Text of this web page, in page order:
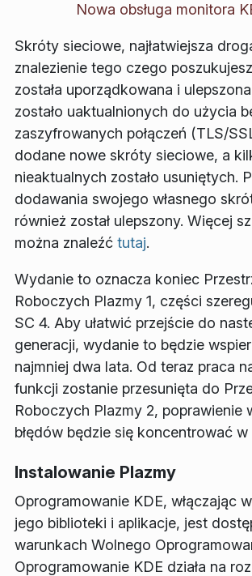
Nowa obsługa monitora
Skróty sieciowe, najłatwiejsza
znalezienie tego czego
została uporządkowana i
zostało uaktualnionych do użycia
zaszyfrowanych połączeń (TLS/
dodane nowe skróty sieciowe, a
nieaktualnych zostało usuniętych.
dodawania swojego własnego
również został ulepszony. Więcej
można znaleźć tutaj.
Wydanie to oznacza koniec
Roboczych Plazmy 1, części
SC 4. Aby ułatwić przejście do
generacji, wydanie to będzie
najmniej dwa lata. Od teraz praca
funkcji zostanie przesunięta do
Roboczych Plazmy 2, poprawienie
błędów będzie się koncentrować w
Instalowanie Plazmy
Oprogramowanie KDE, włączając
jego biblioteki i aplikacje, jest
warunkach Wolnego
Oprogramowanie KDE działa na